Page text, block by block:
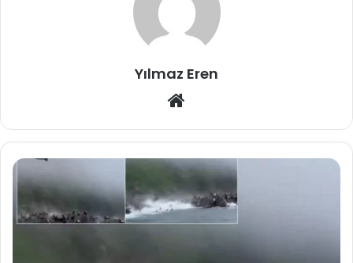
Yılmaz Eren